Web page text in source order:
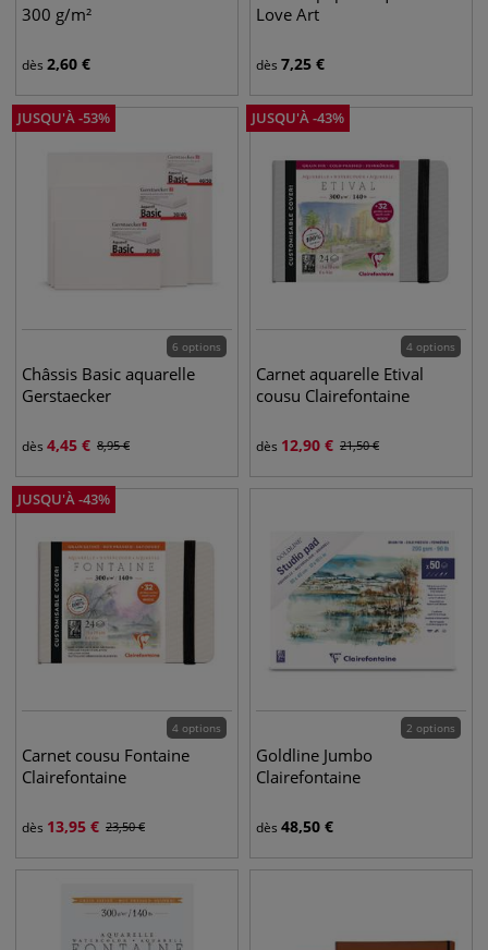
300 g/m²
dès 2,60 €
Love Art
dès 7,25 €
JUSQU'À-53%
6 options
Châssis Basic aquarelle
Gerstaecker
dès 4,45 € 8,95€
JUSQU'À-43%
4 options
Carnet aquarelle Etival
cousu Clairefontaine
dès 12,90 € 21,50€
JUSQU'À-43%
4 options
Carnet cousu Fontaine
Clairefontaine
dès 13,95 € 23,50€
2 options
Goldline Jumbo
Clairefontaine
dès 48,50 €